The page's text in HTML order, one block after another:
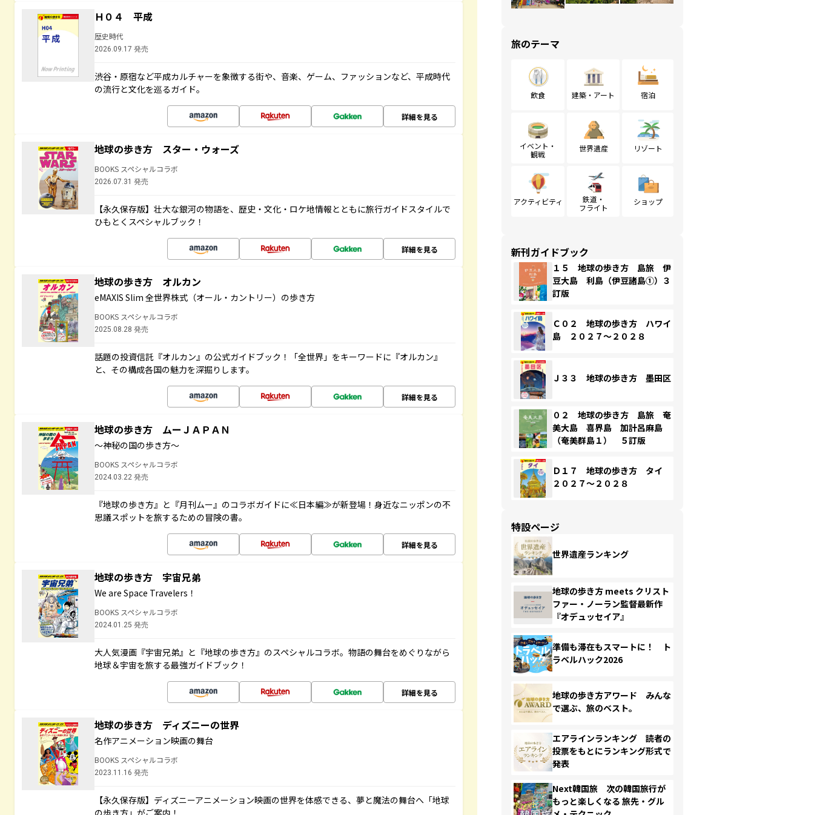
Ｈ０４ 平成
歴史時代
2026.09.17 発売
渋谷・原宿など平成カルチャーを象徴する街や、音楽、ゲーム、ファッションなど、平成時代
の流行と文化を巡るガイド。
詳細を見る
地球の歩き方 スター・ウォーズ
BOOKS スペシャルコラボ
2026.07.31 発売
【永久保存版】壮大な銀河の物語を、歴史・文化・ロケ地情報とともに旅行ガイドスタイルで
ひもとくスペシャルブック！
詳細を見る
地球の歩き方 オルカン
eMAXIS Slim 全世界株式（オール・カントリー）の歩き方
BOOKS スペシャルコラボ
2025.08.28 発売
話題の投資信託『オルカン』の公式ガイドブック！「全世界」をキーワードに『オルカン』
と、その構成各国の魅力を深掘りします。
詳細を見る
地球の歩き方 ムーＪＡＰＡＮ
～神秘の国の歩き方～
BOOKS スペシャルコラボ
2024.03.22 発売
『地球の歩き方』と『月刊ムー』のコラボガイドに≪日本編≫が新登場！身近なニッポンの不
思議スポットを旅するための冒険の書。
詳細を見る
地球の歩き方 宇宙兄弟
We are Space Travelers！
BOOKS スペシャルコラボ
2024.01.25 発売
大人気漫画『宇宙兄弟』と『地球の歩き方』のスペシャルコラボ。物語の舞台をめぐりながら
地球＆宇宙を旅する最強ガイドブック！
詳細を見る
地球の歩き方 ディズニーの世界
名作アニメーション映画の舞台
BOOKS スペシャルコラボ
2023.11.16 発売
【永久保存版】ディズニーアニメーション映画の世界を体感できる、夢と魔法の舞台へ「地球
の歩き方」がご案内！
旅のテーマ
飲食 建築・アート 宿泊
イベント・
観戦
世界遺産 リゾート
アクティビティ
鉄道・
フライト
ショップ
新刊ガイドブック
１５ 地球の歩き方 島旅 伊
豆大島 利島（伊豆諸島①）３
訂版
Ｃ０２ 地球の歩き方 ハワイ
島 ２０２７～２０２８
Ｊ３３ 地球の歩き方 墨田区
０２ 地球の歩き方 島旅 奄
美大島 喜界島 加計呂麻島
（奄美群島１） ５訂版
Ｄ１７ 地球の歩き方 タイ
２０２７～２０２８
特設ページ
世界遺産ランキング
地球の歩き方 meets クリスト
ファー・ノーラン監督最新作
『オデュッセイア』
準備も滞在もスマートに！ ト
ラベルハック2026
地球の歩き方アワード みんな
で選ぶ、旅のベスト。
エアラインランキング 読者の
投票をもとにランキング形式で
発表
Next韓国旅 次の韓国旅行が
もっと楽しくなる 旅先・グル